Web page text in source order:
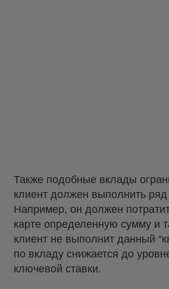
Также подобные вклады
клиент должен выполнить ряд
Например, он должен
карте определенную сумму и
клиент не выполнит данный
по вкладу снижается до
ключевой ставки.